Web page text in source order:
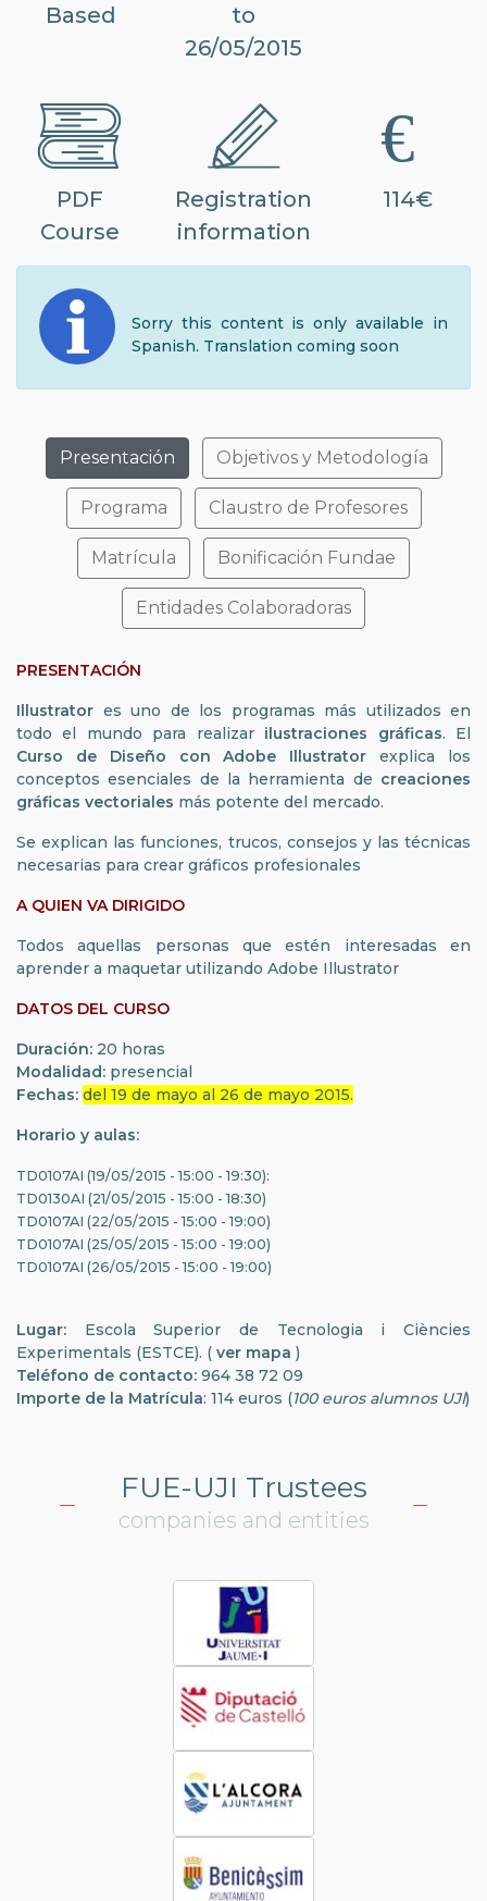
Based
to
26/05/2015
PDF
Course
Registration
information
114€
Sorry this content is only available in
Spanish. Translation coming soon
Presentación Objetivos y Metodología
Programa Claustro de Profesores
Matrícula Bonificación Fundae
Entidades Colaboradoras
PRESENTACIÓN
Illustrator es uno de los programas más utilizados en
todo el mundo para realizarilustraciones gráficas. El
Curso de Diseño con Adobe Illustratorexplica los
conceptos esenciales de la herramienta de creaciones
gráficas vectoriales más potente del mercado.
Se explican las funciones, trucos, consejos y las técnicas
necesarias para crear gráficos profesionales
A QUIEN VA DIRIGIDO
Todos aquellas personas que estén interesadas en
aprender a maquetar utilizando Adobe Illustrator
DATOS DEL CURSO
Duración: 20 horas
Modalidad: presencial
Fechas: del 19 de mayo al 26 de mayo 2015.
Horario y aulas:
TD0107AI (19/05/2015 - 15:00 - 19:30):
TD0130AI (21/05/2015 - 15:00 - 18:30)
TD0107AI (22/05/2015 - 15:00 - 19:00)
TD0107AI (25/05/2015 - 15:00 - 19:00)
TD0107AI (26/05/2015 - 15:00 - 19:00)
Lugar: Escola Superior de Tecnologia i Ciències
Experimentals (ESTCE). ( ver mapa )
Teléfono de contacto: 964 38 72 09
Importe de la Matrícula: 114 euros (100 euros alumnos UJI)
FUE-UJI Trustees
companies and entities